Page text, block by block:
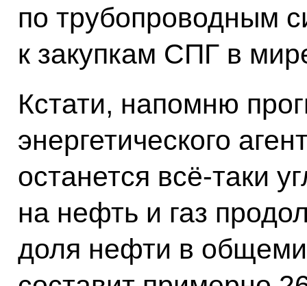
по трубопроводным
к закупкам СПГ в
Кстати, напомню
энергетического
останется всё‑таки
на нефть и газ
доля нефти в